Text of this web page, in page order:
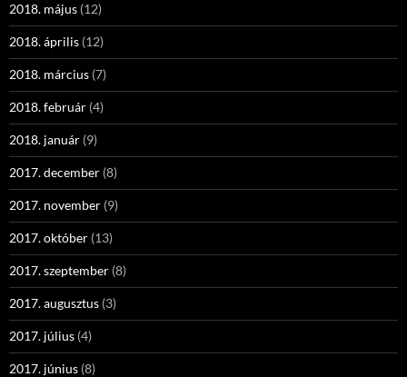
2018. május (12)
2018. április (12)
2018. március (7)
2018. február (4)
2018. január (9)
2017. december (8)
2017. november (9)
2017. október (13)
2017. szeptember (8)
2017. augusztus (3)
2017. július (4)
2017. június (8)